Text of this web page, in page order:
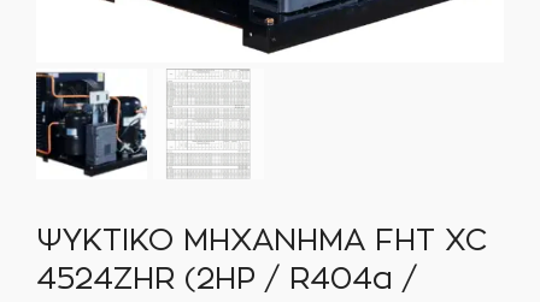
ΨΥΚΤΙΚΟ ΜΗΧΑΝΗΜΑ FHΤ XC
4524ZHR (2HP / R404a /